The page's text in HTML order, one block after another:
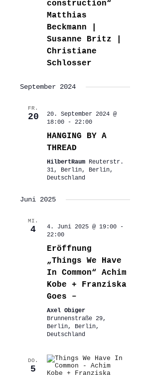
construction“
Matthias
Beckmann |
Susanne Britz |
Christiane
Schlosser
September 2024
FR.
20
20. September 2024 @
18:00- 22:00
HANGING BY A
THREAD
HilbertRaum Reuterstr.
31, Berlin, Berlin,
Deutschland
Juni 2025
MI.
4 4. Juni 2025 @ 19:00-
22:00
Eröffnung
„Things We Have
In Common“ Achim
Kobe + Franziska
Goes –
Axel Obiger
Brunnenstraße 29,
Berlin, Berlin,
Deutschland
DO.
5